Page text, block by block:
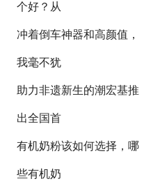
个好？从
冲着倒车神器和高颜值，
我毫不犹
助力非遗新生的潮宏基推
出全国首
有机奶粉该如何选择，哪
些有机奶